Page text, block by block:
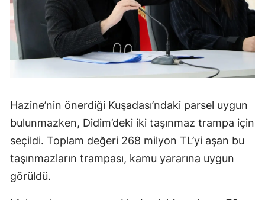
Hazine’nin önerdiği Kuşadası’ndaki parsel uygun
bulunmazken, Didim’deki iki taşınmaz trampa için
seçildi. Toplam değeri 268 milyon TL’yi aşan bu
taşınmazların trampası, kamu yararına uygun
görüldü.